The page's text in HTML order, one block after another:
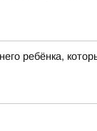
ребёнка,